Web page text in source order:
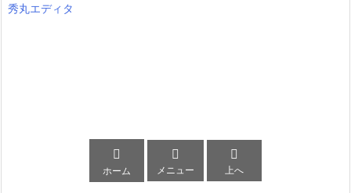
秀丸エディタ

ホーム

メニュー

上へ